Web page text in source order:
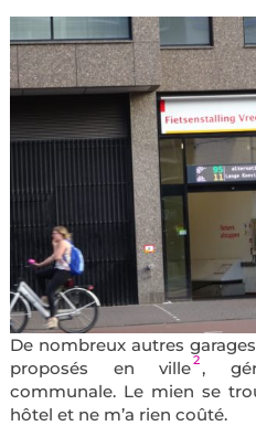
De nombreux autres
proposés en ville2 ,
communale. Le mien se
hôtel et ne m’a rien coûté.